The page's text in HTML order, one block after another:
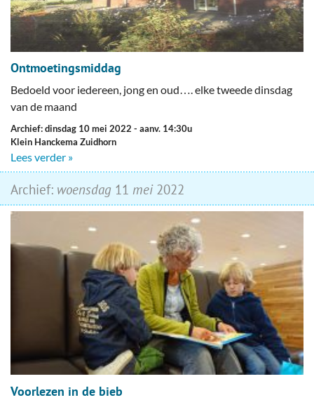
Ontmoetingsmiddag
Bedoeld voor iedereen, jong en oud…. elke tweede dinsdag
van de maand
Archief: dinsdag 10 mei 2022 - aanv. 14:30u
Klein Hanckema Zuidhorn
Lees verder »
Archief: woensdag 11 mei2022
Voorlezen in de bieb